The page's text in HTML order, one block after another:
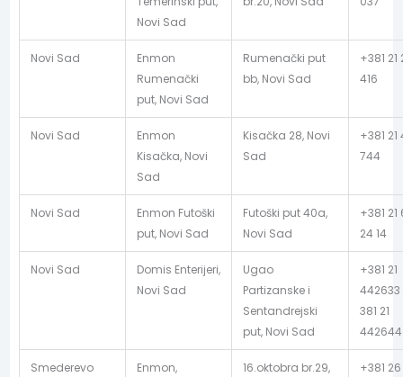
Novi Sad
Novi Sad
Enmon
Rumenački
put, Novi Sad
Rumenački put
bb, Novi Sad
+381 21
416
Novi Sad
Enmon
Kisačka, Novi
Sad
Kisačka 28, Novi
Sad
+381 21
744
Novi Sad
Enmon Futoški
put, Novi Sad
Futoški put 40a,
Novi Sad
+381 21
24 14
Novi Sad
Domis Enterijeri,
Novi Sad
Ugao
Partizanske i
Sentandrejski
put, Novi Sad
+381 21
381 21
442644
Smederevo
Enmon,
16.oktobra br.29,
+381